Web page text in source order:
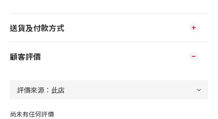
送貨及付款方式
顧客評價
尚未有任何評價